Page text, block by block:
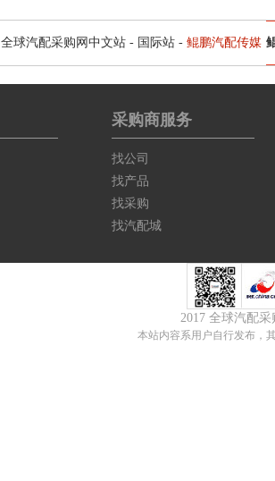
全球汽配采购网中文站 - 国际站 - 鲲鹏汽配传媒
采购商服务
找公司
找产品
找采购
找汽配城
2017 全球汽配
本站内容系用户自行发布，